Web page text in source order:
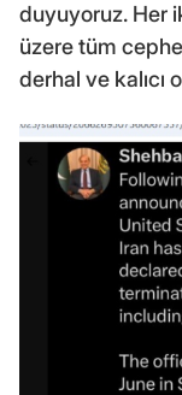
duyuyoruz. Her
üzere tüm
derhal ve kalıcı